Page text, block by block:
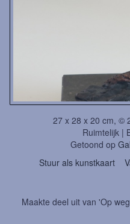
27 x 28 x 20 cm, ©
Ruimtelijk |
Getoond op
Stuur als kunstkaart
Maakte deel uit van 'Op